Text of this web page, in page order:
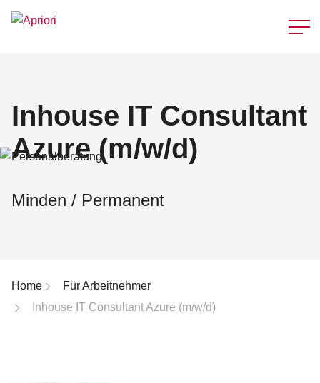
Inhouse IT Consultant
Azure (m/w/d)
Minden / Permanent
Breadcrumb-Navigation
Home
Für Arbeitnehmer
Inhouse IT Consultant Azure (m/w/d)